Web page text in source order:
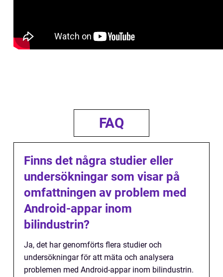
FAQ
Finns det några studier eller
undersökningar som visar på
omfattningen av problem med
Android-appar inom
bilindustrin?
Ja, det har genomförts flera studier och
undersökningar för att mäta och analysera
problemen med Android-appar inom bilindustrin.